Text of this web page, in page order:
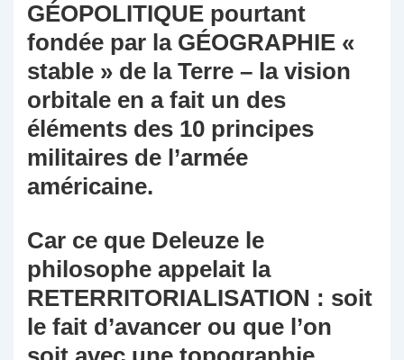
GÉOPOLITIQUE pourtant
fondée par la GÉOGRAPHIE «
stable » de la Terre – la vision
orbitale en a fait un des
éléments des 10 principes
militaires de l’armée
américaine.
Car ce que Deleuze le
philosophe appelait la
RETERRITORIALISATION : soit
le fait d’avancer ou que l’on